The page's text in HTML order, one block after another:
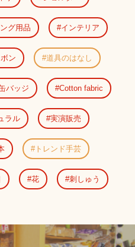
グ用品 インテリア
ン 道具のはなし
バッジ Cotton fabric
ラル 実演販売
トレンド手芸
花 刺しゅう